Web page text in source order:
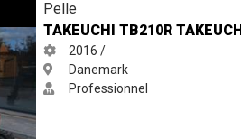
Pelle
TAKEUCHI TB210R TAKEUCHI
2016 /
Danemark
Professionnel